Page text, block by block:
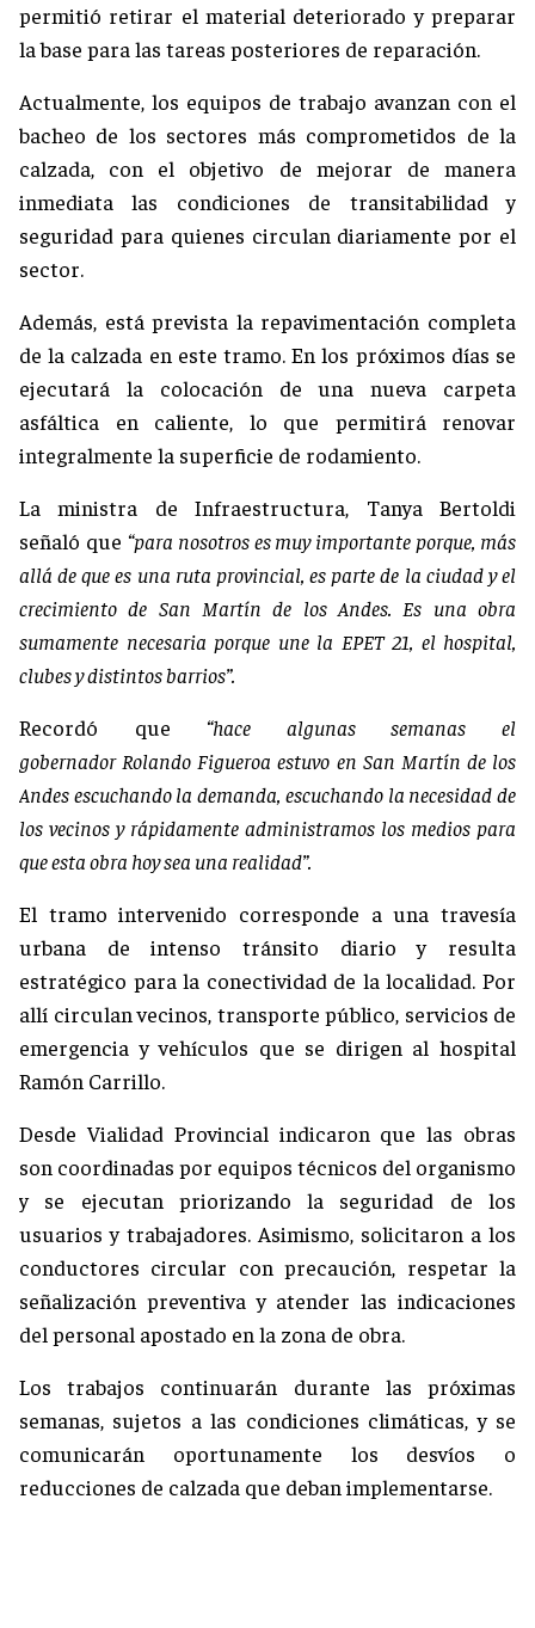
permitió retirar el material deteriorado y preparar
la base para las tareas posteriores de reparación.
Actualmente, los equipos de trabajo avanzan con el
bacheo de los sectores más comprometidos de la
calzada, con el objetivo de mejorar de manera
inmediata las condiciones de transitabilidad y
seguridad para quienes circulan diariamente por el
sector.
Además, está prevista la repavimentación completa
de la calzada en este tramo. En los próximos días se
ejecutará la colocación de una nueva carpeta
asfáltica en caliente, lo que permitirá renovar
integralmente la superficie de rodamiento.
La ministra de Infraestructura, Tanya Bertoldi
señaló que “para nosotros es muy importante porque, más
allá de que es una ruta provincial, es parte de la ciudad y el
crecimiento de San Martín de los Andes. Es una obra
sumamente necesaria porque une la EPET 21, el hospital,
clubes y distintos barrios”.
Recordó que “hace algunas semanas el
gobernador Rolando Figueroa estuvo en San Martín de los
Andes escuchando la demanda, escuchando la necesidad de
los vecinos y rápidamente administramos los medios para
que esta obra hoy sea una realidad”.
El tramo intervenido corresponde a una travesía
urbana de intenso tránsito diario y resulta
estratégico para la conectividad de la localidad. Por
allí circulan vecinos, transporte público, servicios de
emergencia y vehículos que se dirigen al hospital
Ramón Carrillo.
Desde Vialidad Provincial indicaron que las obras
son coordinadas por equipos técnicos del organismo
y se ejecutan priorizando la seguridad de los
usuarios y trabajadores. Asimismo, solicitaron a los
conductores circular con precaución, respetar la
señalización preventiva y atender las indicaciones
del personal apostado en la zona de obra.
Los trabajos continuarán durante las próximas
semanas, sujetos a las condiciones climáticas, y se
comunicarán oportunamente los desvíos o
reducciones de calzada que deban implementarse.